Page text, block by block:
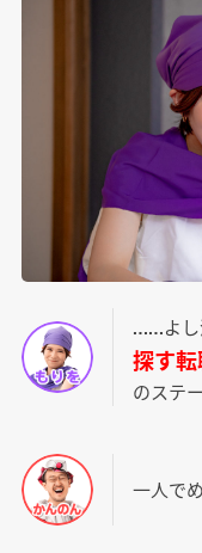
……よし
探す転
のステ
一人で